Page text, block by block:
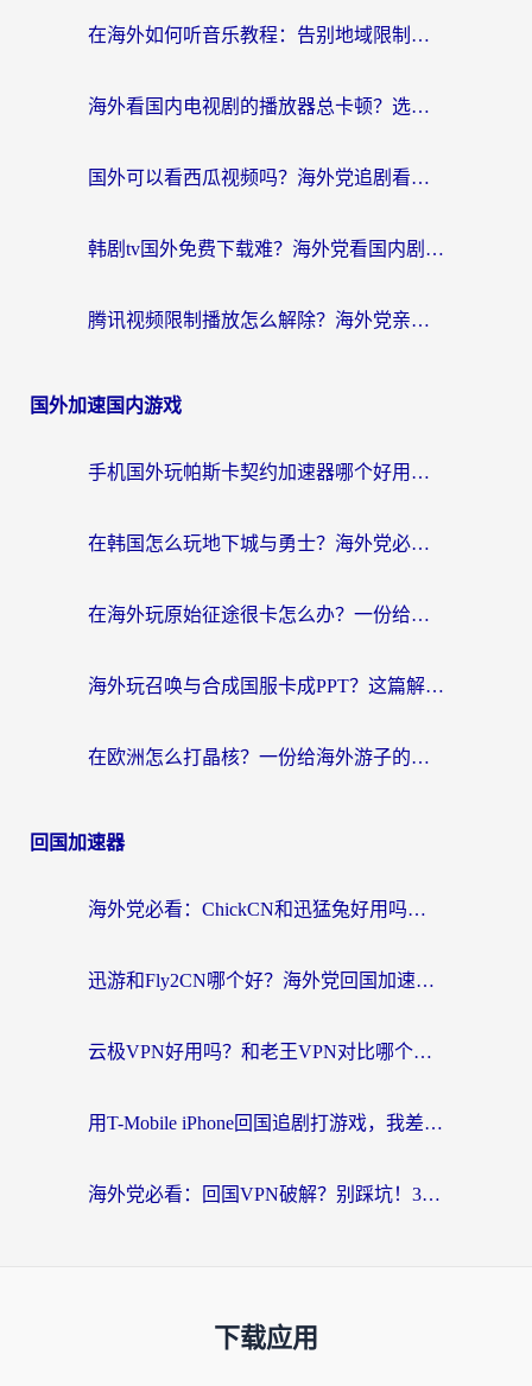
在海外如何听音乐教程：告别地域限制，随时听见国内的声音
海外看国内电视剧的播放器总卡顿？选对回国加速器才是关键
国外可以看西瓜视频吗？海外党追剧看片的终极解决方案
韩剧tv国外免费下载难？海外党看国内剧的加速器选择指南（附实用技巧）
腾讯视频限制播放怎么解除？海外党亲测有效的回国加速指南
国外加速国内游戏
手机国外玩帕斯卡契约加速器哪个好用？海外党国服游戏之路的救星
在韩国怎么玩地下城与勇士？海外党必看的国服游戏加速全攻略
在海外玩原始征途很卡怎么办？一份给游子的终极指南
海外玩召唤与合成国服卡成PPT？这篇解决办法让你丝滑操作
在欧洲怎么打晶核？一份给海外游子的网络加速生存指南
回国加速器
海外党必看：ChickCN和迅猛兔好用吗？3招教你选对回国加速器
迅游和Fly2CN哪个好？海外党回国加速器真实测评与选择心法
云极VPN好用吗？和老王VPN对比哪个回国效果更好？海外党必看的真实体验指南
用T-Mobile iPhone回国追剧打游戏，我差点把手机砸了
海外党必看：回国VPN破解？别踩坑！3步选对加速器无缝刷国内资源
下载应用